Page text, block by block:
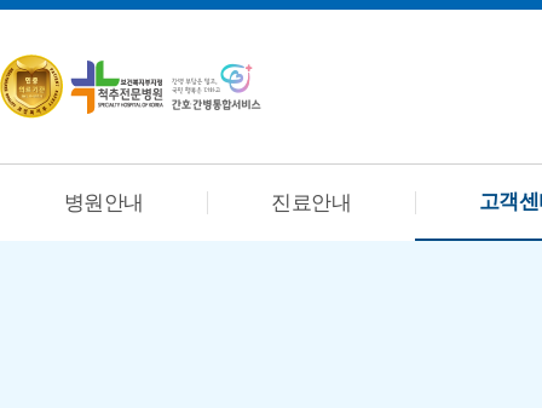
병원안내 진료안내 고객